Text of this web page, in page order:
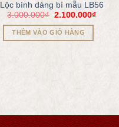
Lộc bính dáng bí mẫu LB56
3.000.000₫ 2.100.000₫
THÊM VÀO GIỎ HÀNG